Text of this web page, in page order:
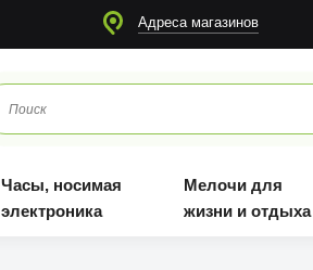
Адреса магазинов
Часы, носимая
электроника
Мелочи для
жизни и отдыха